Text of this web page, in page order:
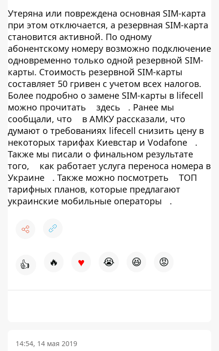
Утеряна или повреждена основная SIM-карта
при этом отключается, а резервная SIM-карта
становится активной. По одному
абонентскому номеру возможно подключение
одновременно только одной резервной SIM-
карты. Стоимость резервной SIM-карты
составляет 50 гривен с учетом всех налогов.
Более подробно о замене SIM-карты в lifecell
можно прочитать
здесь
. Ранее мы
сообщали, что
в АМКУ рассказали, что
думают о требованиях lifecell снизить цену в
некоторых тарифах Киевстар и Vodafone
.
Также мы писали о финальном результате
того,
как работает услуга переноса номера в
Украине
. Также можно посмотреть
ТОП
тарифных планов, которые предлагают
украинские мобильные операторы
.
👍 🔥 ♥ 😭 😆 😡
14:54, 14 мая 2019